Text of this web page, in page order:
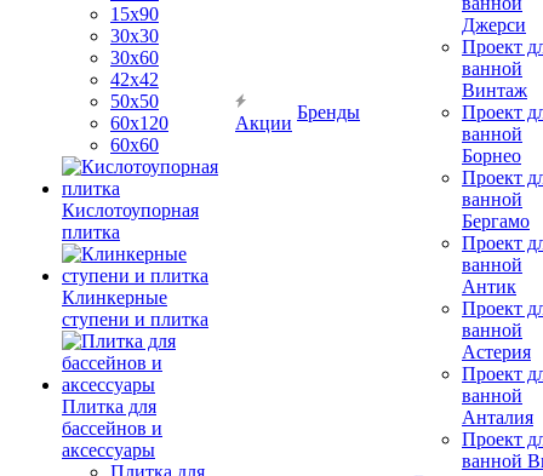
15x90
30х30
30х60
42х42
50х50
60х120
60х60
Кислотоупорная
плитка
Клинкерные
ступени и плитка
Плитка для
бассейнов и
аксессуары
Плитка для
Акции
Бренды
Джерси
Проект
ванной
Винтаж
Проект
ванной
Борнео
Проект
ванной
Бергамо
Проект
ванной
Антик
Проект
ванной
Астерия
Проект
ванной
Анталия
Проект
ванной